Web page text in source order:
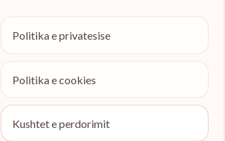
Politika e privatesise
Politika e cookies
Kushtet e perdorimit